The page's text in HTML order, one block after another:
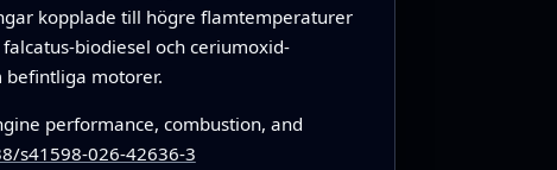
kopplade till högre flamtemperaturer
biodiesel och ceriumoxid-
befintliga motorer.
performance, combustion, and
s41598-026-42636-3